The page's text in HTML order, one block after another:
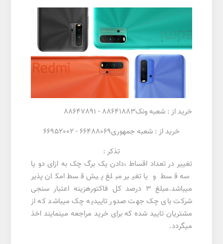
خرید از : شعبه ونک88641883 - 88647891
خرید از : شعبه جمهوری66488069 - 66952002
تذکر :
تغییر در تعداد اقساط ،دادن یک برگ چک به ازای دو یا
سه قسط و یا تغییر مبلغ پیش قسط امکان پذیر
میباشد.مبلغ 3 درصد کل فاکتورهزینه اعتبار سنجی
شرکت بای چک جهت صدور تاییدیه چک میباشد که از
مشتریان تایید شده که برای خرید مراجعه مینمایند اخذ
میگردد.